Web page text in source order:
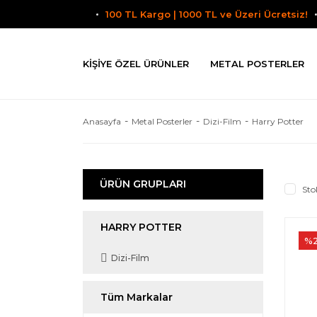
100 TL Kargo | 1000 TL ve Üzeri Ücretsiz!
KIŞIYE ÖZEL ÜRÜNLER METAL POSTERLER
Anasayfa Metal Posterler Dizi-Film Harry Potter
ÜRÜN GRUPLARI
HARRY POTTER
Dizi-Film
Tüm Markalar